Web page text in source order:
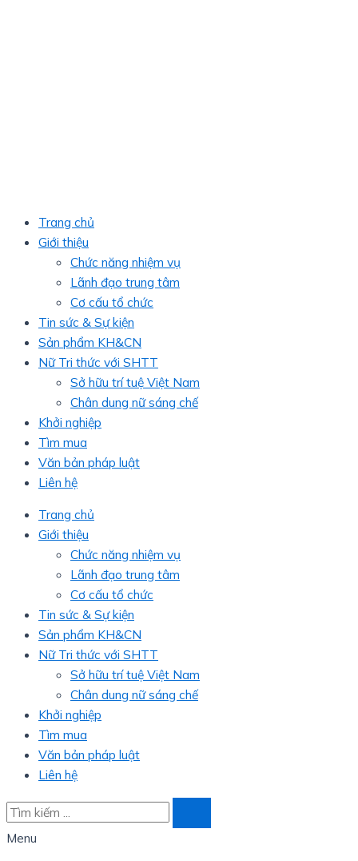
Trang chủ
Giới thiệu
Chức năng nhiệm vụ
Lãnh đạo trung tâm
Cơ cấu tổ chức
Tin sức & Sự kiện
Sản phẩm KH&CN
Nữ Tri thức với SHTT
Sở hữu trí tuệ Việt Nam
Chân dung nữ sáng chế
Khởi nghiệp
Tìm mua
Văn bản pháp luật
Liên hệ
Trang chủ
Giới thiệu
Chức năng nhiệm vụ
Lãnh đạo trung tâm
Cơ cấu tổ chức
Tin sức & Sự kiện
Sản phẩm KH&CN
Nữ Tri thức với SHTT
Sở hữu trí tuệ Việt Nam
Chân dung nữ sáng chế
Khởi nghiệp
Tìm mua
Văn bản pháp luật
Liên hệ
Menu